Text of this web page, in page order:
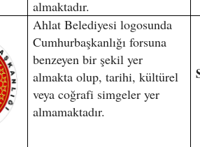
almaktadır.
Ahlat Belediyesi logosunda
Cumhurbaşkanlığı forsuna
benzeyen bir şekil yer
almakta olup, tarihi, kültürel
veya coğrafi simgeler yer
almamaktadır.